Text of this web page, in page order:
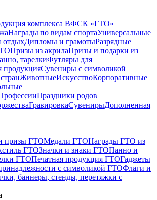
комплекса ВФСК «ГТО»
Награды по видам спортаУниверсальные
отдыхДипломы и грамотыРазрядные
Призы из акрилаПризы и подарки из
тарелкиФутляры для
продукцияСувениры с символикой
ЖивотныеИскусствоКорпоративные
Праздники родов
ГравировкаСувенирыДополненная
призы ГТОМедали ГТОНаграды ГТО из
ГТОЗначки и знаки ГТОПанно и
ГТОПечатная продукция ГТОГаджеты
с символикой ГТОФлаги и
баннеры, стенды, перетяжки с